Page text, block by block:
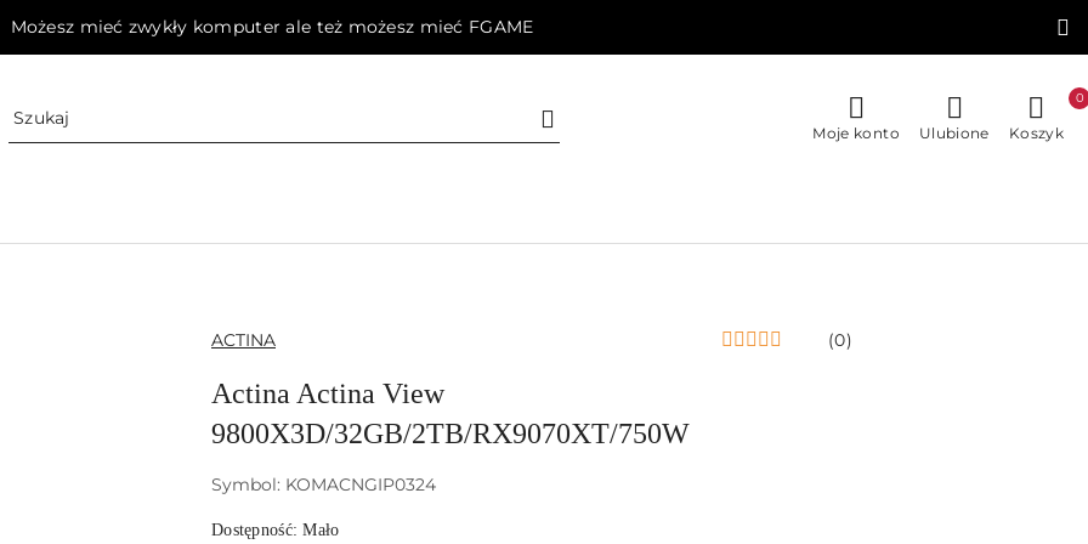
Możesz mieć zwykły komputer ale też możesz mieć FGAME
Moje konto Ulubione Koszyk
0
NAZWA
PRODUCENTA:
ACTINA (0)
Actina Actina View
9800X3D/32GB/2TB/RX9070XT/750W
Symbol: KOMACNGIP0324
Dostępność:Mało